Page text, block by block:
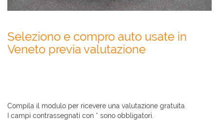
Seleziono e compro auto usate in
Veneto previa valutazione
Compila il modulo per ricevere una valutazione gratuita.
I campi contrassegnati con * sono obbligatori.